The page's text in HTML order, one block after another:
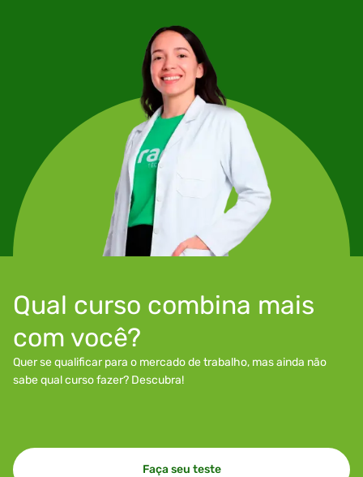
Qual curso combina mais
com você?
Quer se qualificar para o mercado de trabalho, mas ainda não
sabe qual curso fazer? Descubra!
Faça seu teste